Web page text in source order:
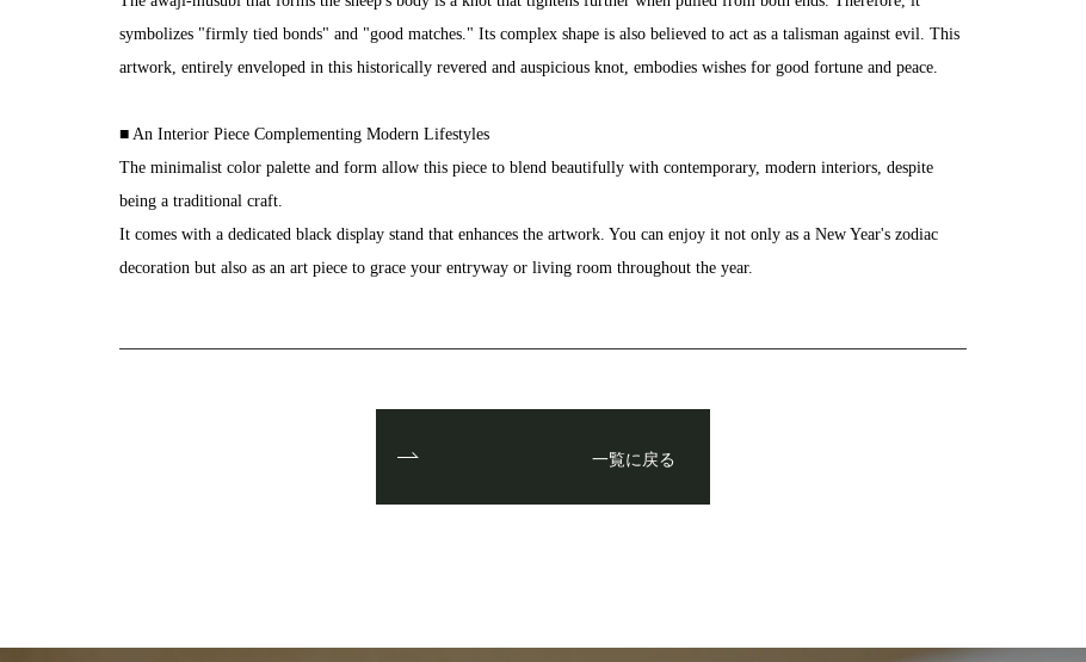
symbolizes "firmly tied bonds" and "good matches." Its complex shape is also believed to act as a talisman against evil. This
artwork, entirely enveloped in this historically revered and auspicious knot, embodies wishes for good fortune and peace.
■ An Interior Piece Complementing Modern Lifestyles
The minimalist color palette and form allow this piece to blend beautifully with contemporary, modern interiors, despite
being a traditional craft.
It comes with a dedicated black display stand that enhances the artwork. You can enjoy it not only as a New Year's zodiac
decoration but also as an art piece to grace your entryway or living room throughout the year.
一覧に戻る